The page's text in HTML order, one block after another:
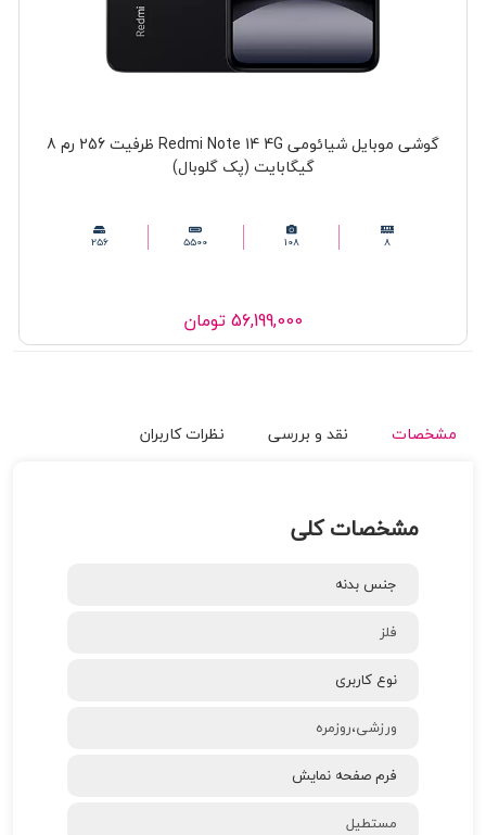
گوشی موبایل شیائومی Redmi Note 14 4G ظرفیت 256 رم 8
گیگابایت (پک گلوبال)
8
108
5500
256
56,199,000تومان
مشخصات نقد و بررسی نظرات کاربران
مشخصات کلی
جنس بدنه
فلز
نوع کاربری
ورزشی،روزمره
فرم صفحه نمایش
مستطیل